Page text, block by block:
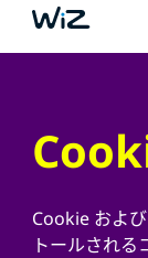
Cookie およ
トールされる